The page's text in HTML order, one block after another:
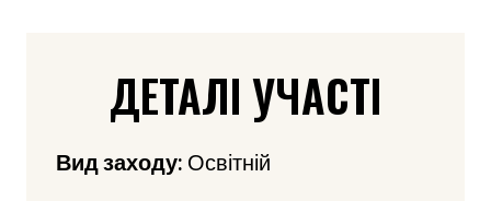
ДЕТАЛІ УЧАСТІ
Вид заходу: Освітній